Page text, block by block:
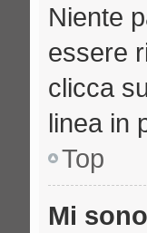
Niente
essere
clicca
linea in
Top
Mi